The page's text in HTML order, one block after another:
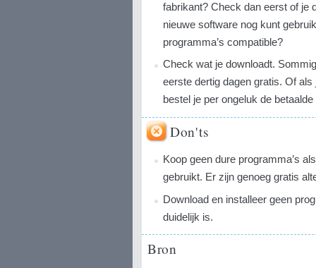
fabrikant? Check dan eerst of je
nieuwe software nog kunt
programma’s compatible?
Check wat je downloadt.
eerste dertig dagen gratis. Of
bestel je per ongeluk de
Don'ts
Koop geen dure programma’s
gebruikt. Er zijn genoeg gratis
Download en installeer geen
duidelijk is.
Bron